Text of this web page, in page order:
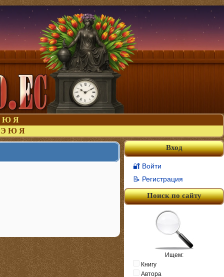
Ю Я
Э Ю Я
Вход
🔐 Войти
📝 Регистрация
Поиск по сайту
Ищем:
Книгу
Автора